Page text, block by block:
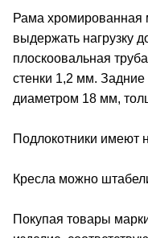
Рама хромированная
выдержать нагрузку
плоскоовальная
стенки 1,2 мм. Задние
диаметром 18 мм,
Подлокотники имеют
Кресла можно
Покупая товары